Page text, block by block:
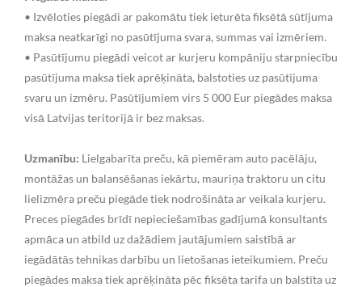
• Izvēloties piegādi ar pakomātu tiek ieturēta fiksētā sūtījuma
maksa neatkarīgi no pasūtījuma svara, summas vai izmēriem.
• Pasūtījumu piegādi veicot ar kurjeru kompāniju starpniecību
pasūtījuma maksa tiek aprēķināta, balstoties uz pasūtījuma
svaru un izmēru. Pasūtījumiem virs 5 000 Eur piegādes maksa
visā Latvijas teritorijā ir bez maksas.
Uzmanību: Lielgabarīta preču, kā piemēram auto pacēlāju,
montāžas un balansēšanas iekārtu, mauriņa traktoru un citu
lielizmēra preču piegāde tiek nodrošināta ar veikala kurjeru.
Preces piegādes brīdī nepieciešamības gadījumā konsultants
apmāca un atbild uz dažādiem jautājumiem saistībā ar
iegādātās tehnikas darbību un lietošanas ieteikumiem. Preču
piegādes maksa tiek aprēķināta pēc fiksēta tarifa un balstīta uz